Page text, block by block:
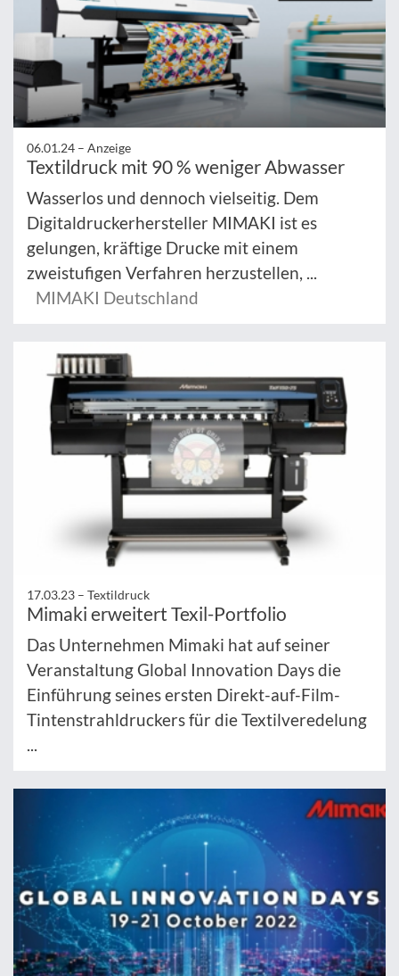
06.01.24 – Anzeige
Textildruck mit 90 % weniger Abwasser
Wasserlos und dennoch vielseitig. Dem
Digitaldruckerhersteller MIMAKI ist es
gelungen, kräftige Drucke mit einem
zweistufigen Verfahren herzustellen, ...
MIMAKI Deutschland
17.03.23 – Textildruck
Mimaki erweitert Texil-Portfolio
Das Unternehmen Mimaki hat auf seiner
Veranstaltung Global Innovation Days die
Einführung seines ersten Direkt-auf-Film-
Tintenstrahldruckers für die Textilveredelung
...